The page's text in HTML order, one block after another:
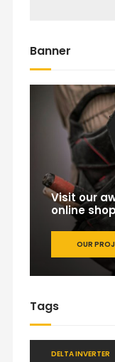
Banner
Visit our
online
OUR
Tags
DELTA INVERTER